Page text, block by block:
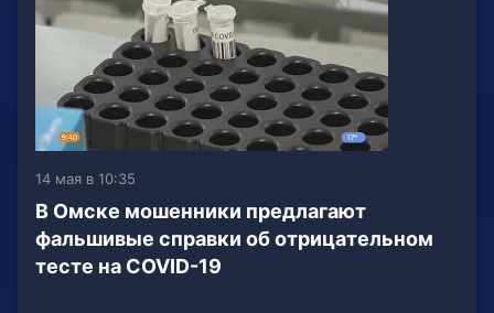
14 мая в 10:35
В Омске мошенники предлагают
фальшивые справки об отрицательном
тесте на COVID-19